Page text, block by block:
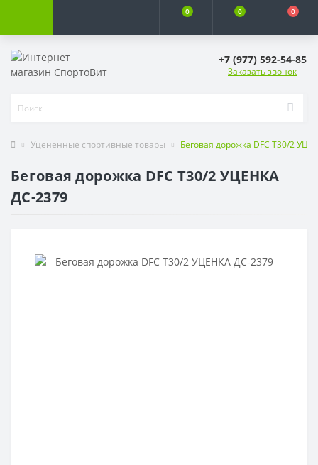
0 0 0
+7 (977) 592-54-85
Заказать звонок
Уцененные спортивные товары Беговая дорожка DFC T30/2
Беговая дорожка DFC T30/2 УЦЕНКА
ДС-2379